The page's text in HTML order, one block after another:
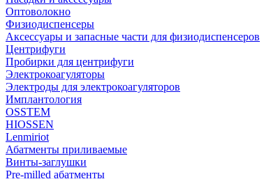
Оптоволокно
Физиодиспенсеры
Аксессуары и запасные части для физиодиспенсеров
Центрифуги
Пробирки для центрифуги
Электрокоагуляторы
Электроды для электрокоагуляторов
Имплантология
OSSTEM
HIOSSEN
Lenmiriot
Абатменты приливаемые
Винты-заглушки
Pre-milled абатменты